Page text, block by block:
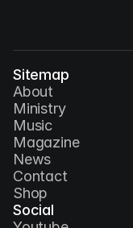
Sitemap
About
Ministry
Music
Magazine
News
Contact
Shop
Social